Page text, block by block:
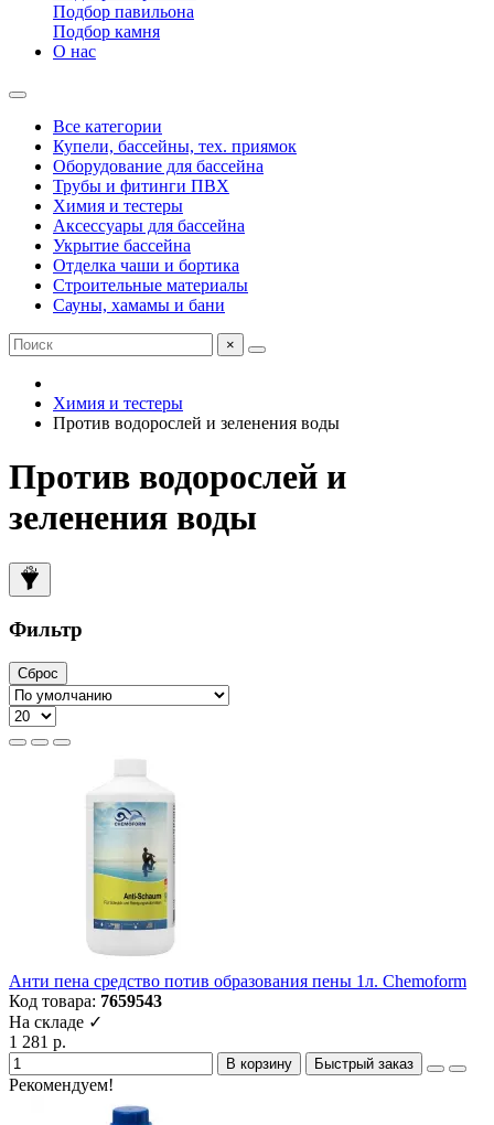
Подбор павильона
Подбор камня
О нас
Все категории
Купели, бассейны, тех. приямок
Оборудование для бассейна
Трубы и фитинги ПВХ
Химия и тестеры
Аксессуары для бассейна
Укрытие бассейна
Отделка чаши и бортика
Строительные материалы
Сауны, хамамы и бани
×
Химия и тестеры
Против водорослей и зеленения воды
Против водорослей и
зеленения воды
Фильтр
Сброс
Анти пена средство потив образования пены 1л. Chemoform
Код товара: 7659543
На складе ✓
1 281 р.
В корзину Быстрый заказ
Рекомендуем!